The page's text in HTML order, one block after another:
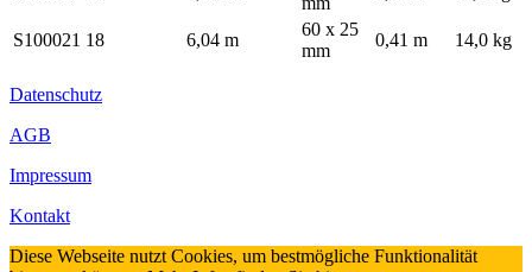
S100021 18 6,04 m
60 x 25
mm
0,41 m 14,0 kg
Datenschutz
AGB
Impressum
Kontakt
Diese Webseite nutzt Cookies, um bestmögliche Funktionalität